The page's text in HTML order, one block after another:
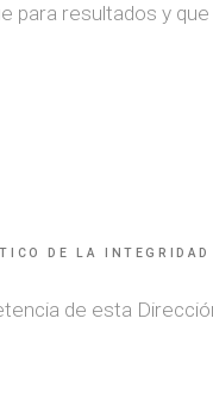
para resultados y
DE LA
de esta